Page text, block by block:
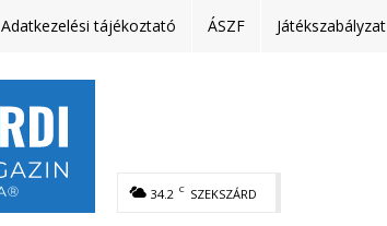
Adatkezelési tájékoztató ÁSZF Játékszabályzat
34.2 C SZEKSZÁRD